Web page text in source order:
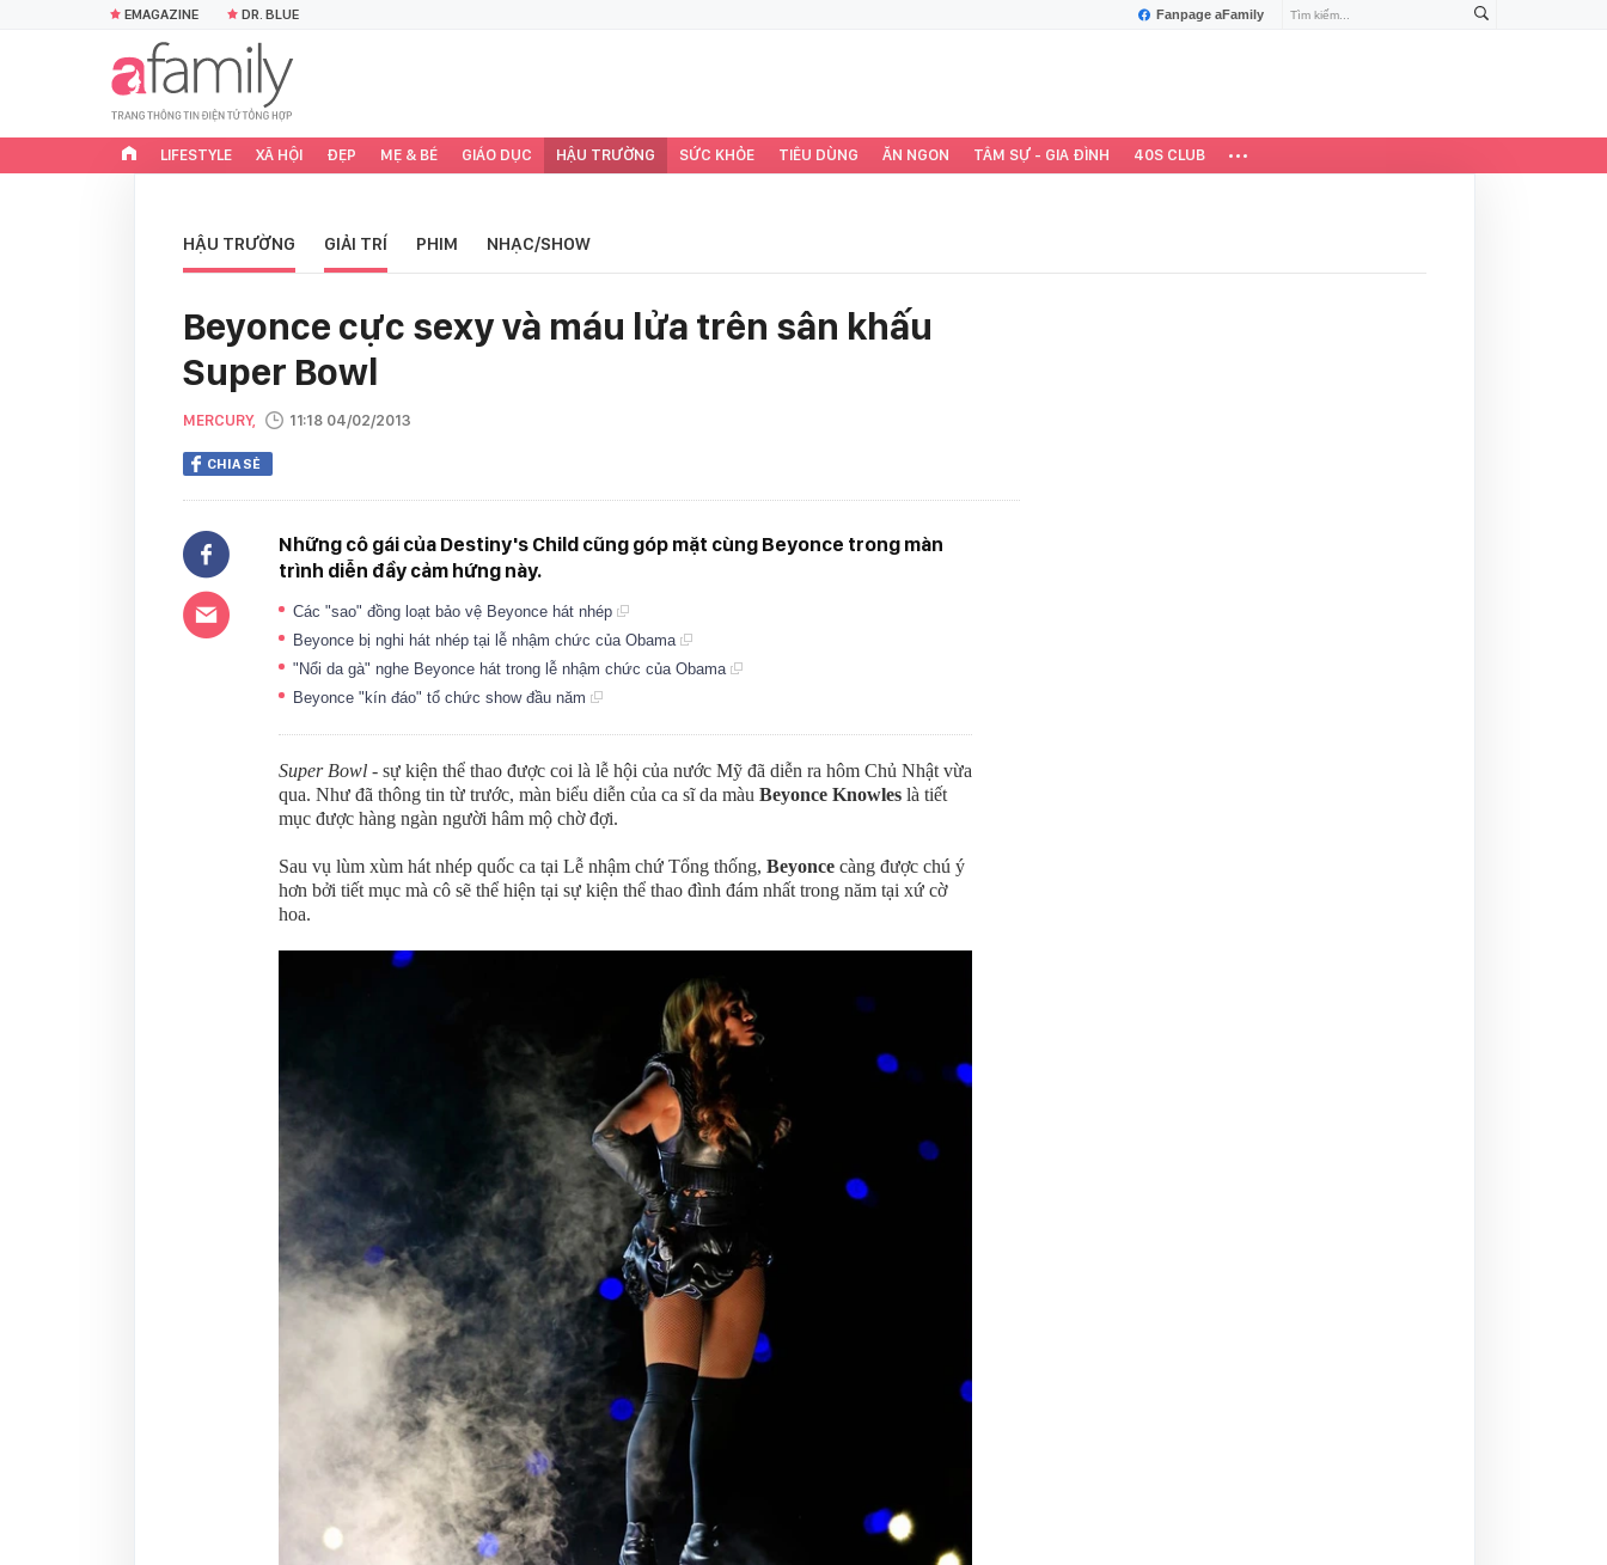
Fanpage aFamily
EMAGAZINE DR. BLUE
LIFESTYLE XÃ HỘI ĐẸP MẸ & BÉ GIÁO DỤC HẬU TRƯỜNG SỨC KHỎE TIÊU DÙNG ĂN NGON TÂM SỰ - GIA ĐÌNH 40S CLUB
HẬU TRƯỜNG GIẢI TRÍ PHIM NHẠC/SHOW
Beyonce cực sexy và máu lửa trên sân khấu
Super Bowl
MERCURY, 11:18 04/02/2013
CHIA SẺ
Những cô gái của Destiny's Child cũng góp mặt cùng Beyonce trong màn
trình diễn đầy cảm hứng này.
Các "sao" đồng loạt bảo vệ Beyonce hát nhép
Beyonce bị nghi hát nhép tại lễ nhậm chức của Obama
"Nổi da gà" nghe Beyonce hát trong lễ nhậm chức của Obama
Beyonce "kín đáo" tổ chức show đầu năm
Super Bowl - sự kiện thể thao được coi là lễ hội của nước Mỹ đã diễn ra hôm Chủ Nhật vừa
qua. Như đã thông tin từ trước, màn biểu diễn của ca sĩ da màu Beyonce Knowles là tiết
mục được hàng ngàn người hâm mộ chờ đợi.
Sau vụ lùm xùm hát nhép quốc ca tại Lễ nhậm chứ Tổng thống, Beyonce càng được chú ý
hơn bởi tiết mục mà cô sẽ thể hiện tại sự kiện thể thao đình đám nhất trong năm tại xứ cờ
hoa.